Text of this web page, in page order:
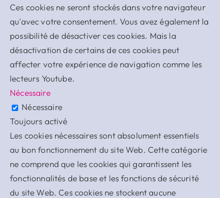
Ces cookies ne seront stockés dans votre navigateur
qu'avec votre consentement. Vous avez également la
possibilité de désactiver ces cookies. Mais la
désactivation de certains de ces cookies peut
affecter votre expérience de navigation comme les
lecteurs Youtube.
Nécessaire
Nécessaire
Toujours activé
Les cookies nécessaires sont absolument essentiels
au bon fonctionnement du site Web. Cette catégorie
ne comprend que les cookies qui garantissent les
fonctionnalités de base et les fonctions de sécurité
du site Web. Ces cookies ne stockent aucune